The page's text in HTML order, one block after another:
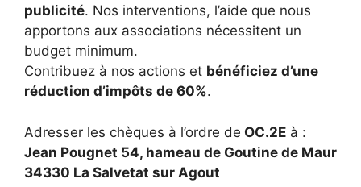
publicité. Nos interventions, l’aide que nous
apportons aux associations nécessitent un
budget minimum.
Contribuez à nos actions et bénéficiez d’une
réduction d’impôts de 60%.
Adresser les chèques à l’ordre de OC.2E à :
Jean Pougnet 54, hameau de Goutine de Maur
34330 La Salvetat sur Agout